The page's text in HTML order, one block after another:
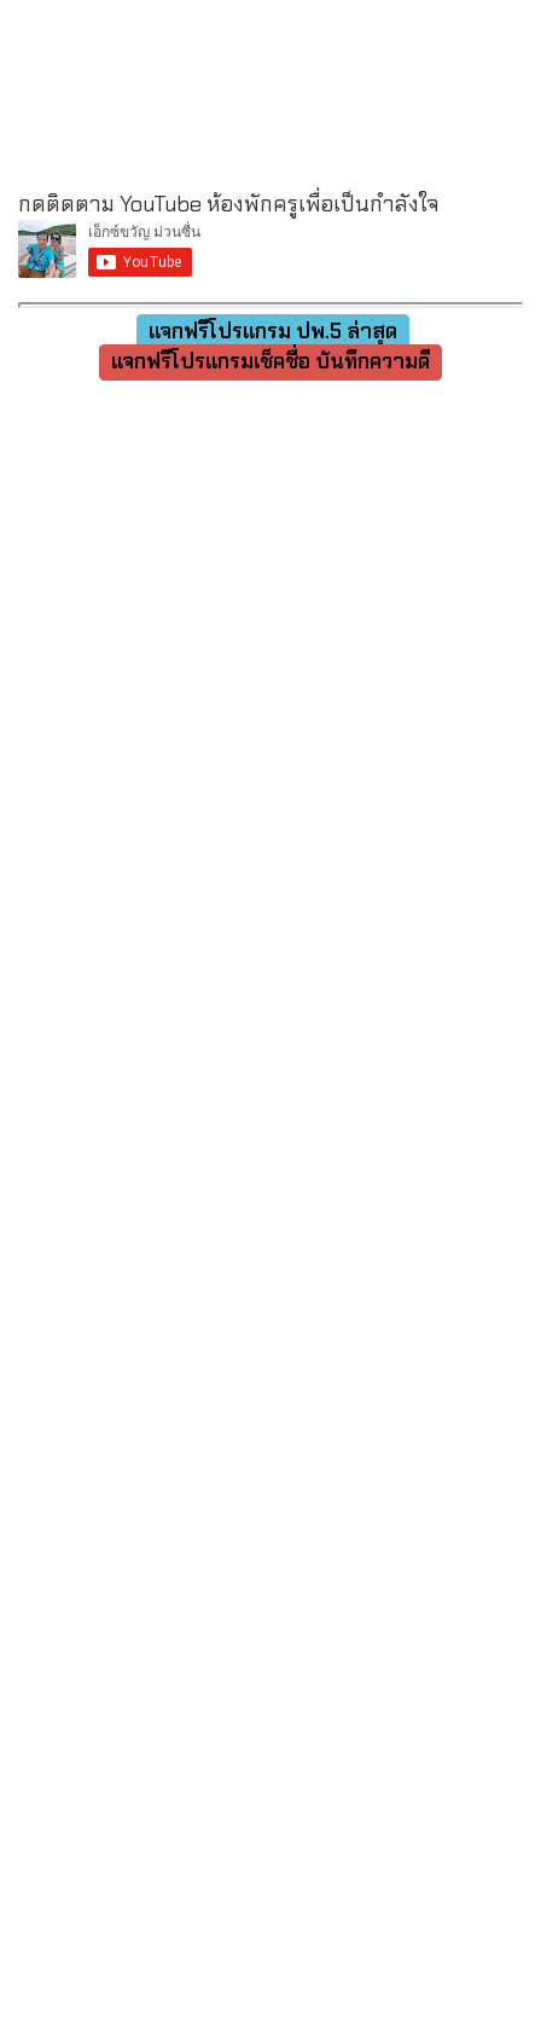
กดติดตาม YouTube ห้องพักครูเพื่อเป็นกำลังใจ
แจกฟรีโปรแกรม ปพ.5 ล่าสุด
แจกฟรีโปรแกรมเช็คชื่อ บันทึกความดี